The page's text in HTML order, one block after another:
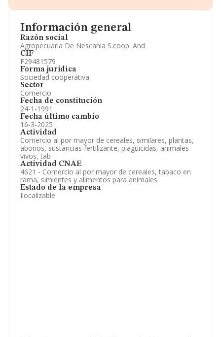
Información general
Razón social
Agropecuaria De Nescania S.coop. And
CIF
F29481579
Forma jurídica
Sociedad cooperativa
Sector
Comercio
Fecha de constitución
24-1-1991
Fecha último cambio
16-3-2025
Actividad
Comercio al por mayor de cereales, similares, plantas,
abonos, sustancias fertilizante, plaguicidas, animales
vivos, tab
Actividad CNAE
4621 - Comercio al por mayor de cereales, tabaco en
rama, simientes y alimentos para animales
Estado de la empresa
Ilocalizable
Información oficial y registral complementaria.